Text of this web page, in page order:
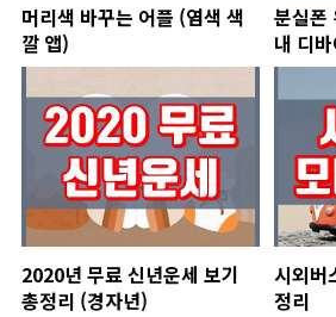
머리색 바꾸는 어플 (염색 색
깔 앱)
분실폰
내 디
2020년 무료 신년운세 보기
총정리 (경자년)
시외버
정리